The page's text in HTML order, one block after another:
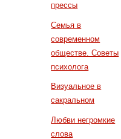
прессы
Семья в
современном
обществе. Советы
психолога
Визуальное в
сакральном
Любви негромкие
слова